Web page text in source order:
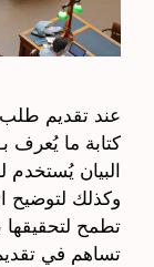
عند تقديم طلب
كتابة ما يُعرف
البيان
وكذلك لتوضيح
تطمح لتحقيقها
تساهم في